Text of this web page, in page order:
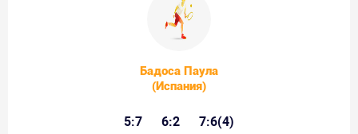
Бадоса Паула
(Испания)
5:7 6:2 7:6(4)